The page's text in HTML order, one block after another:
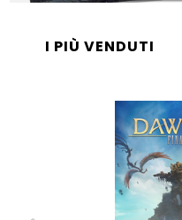
I PIÙ VENDUTI